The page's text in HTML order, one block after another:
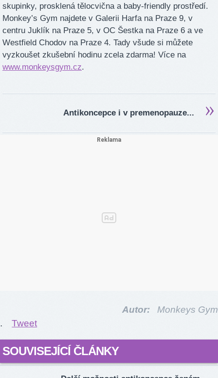
skupinky, prosklená tělocvična a baby-friendly prostředí.
Monkey’s Gym najdete v Galerii Harfa na Praze 9, v
centru Juklík na Praze 5, v OC Šestka na Praze 6 a ve
Westfield Chodov na Praze 4. Tady všude si můžete
vyzkoušet zkušební hodinu zcela zdarma! Více na
www.monkeysgym.cz.
Antikoncepce i v premenopauze...
Autor:
Monkeys Gym
.
Tweet
SOUVISEJÍCÍ ČLÁNKY